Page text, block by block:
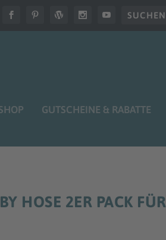
GUTSCHEINE & RABATTE
HOSE 2ER PACK FÜR